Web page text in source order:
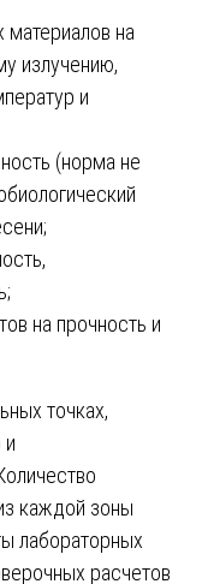
материалов на
излучению,
и
(норма не
на прочность и
точках,
и
каждой зоны
лабораторных
расчетов